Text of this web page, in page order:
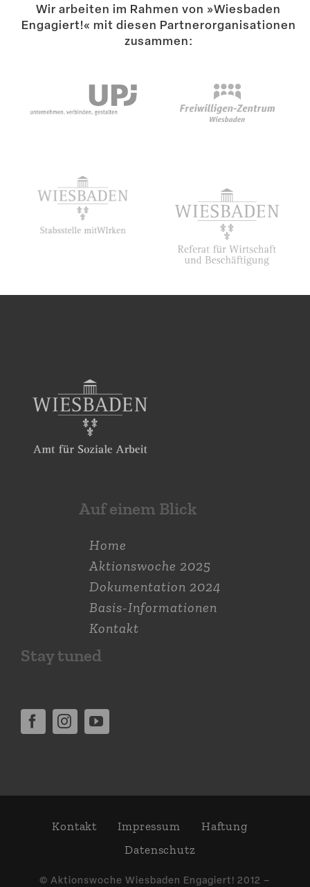
Wir arbeiten im Rahmen von »Wiesbaden
Engagiert!« mit diesen Partner­or­ga­ni­sa­tionen
zusammen:
Auf einem Blick
Home
Aktions­woche 2025
Dokumen­tation 2024
Basis-Informationen
Kontakt
Stay tuned
Kontakt Impressum
Haftung
Daten­schutz
© Aktions­woche Wiesbaden Engagiert! 2012 –